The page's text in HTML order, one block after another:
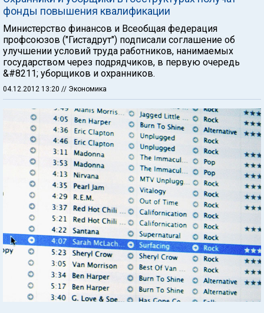
фонды повышения квалификации
Министерство финансов и Всеобщая федерация
профсоюзов ("Гистадрут") подписали соглашение об
улучшении условий труда работников, нанимаемых
государством через подрядчиков, в первую очередь
&#8211; уборщиков и охранников.
04.12.2012 13:20 // Экономика